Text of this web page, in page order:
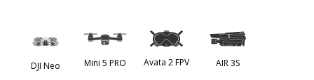
DJI Neo Mini 5 PRO Avata 2 FPV AIR 3S